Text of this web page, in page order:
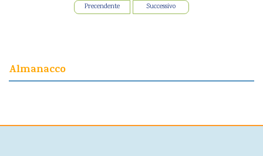
Precendente Successivo
Almanacco